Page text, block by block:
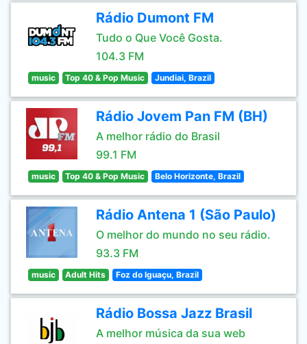
Rádio Dumont FM
Tudo o Que Você Gosta.
104.3 FM
music Top 40 & Pop Music Jundiai, Brazil
Rádio Jovem Pan FM (BH)
A melhor rádio do Brasil
99.1 FM
music Top 40 & Pop Music Belo Horizonte, Brazil
Rádio Antena 1 (São Paulo)
O melhor do mundo no seu rádio.
93.3 FM
music Adult Hits Foz do Iguaçu, Brazil
Rádio Bossa Jazz Brasil
A melhor música da sua web